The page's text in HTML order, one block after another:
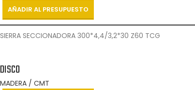
AÑADIR AL PRESUPUESTO
SIERRA SECCIONADORA 300*4,4/3,2*30 Z60 TCG
DISCO
MADERA / CMT